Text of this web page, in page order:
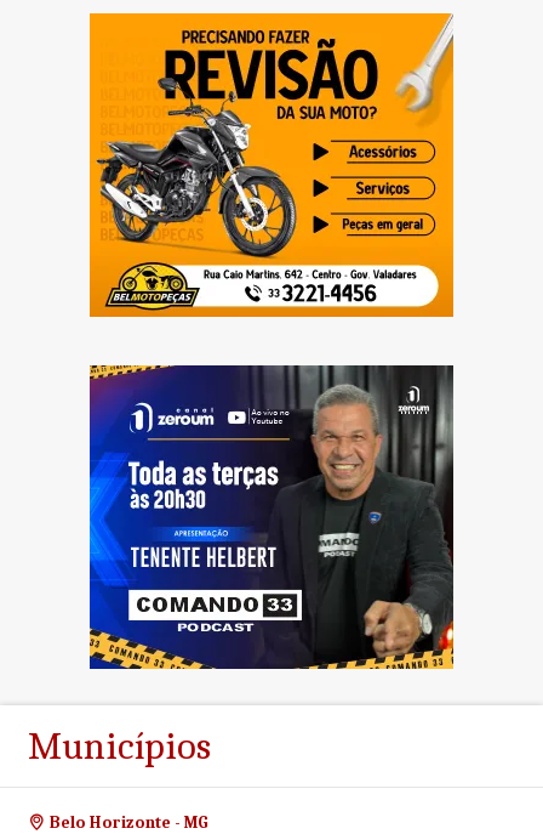
Municípios
Belo Horizonte - MG